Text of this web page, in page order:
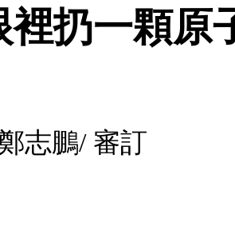
扔一顆原
志鵬/ 審訂